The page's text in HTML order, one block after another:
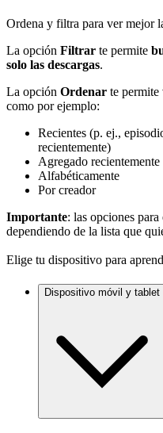
Ordena y filtra para ver mejor
La opción Filtrar te permite
solo las descargas.
La opción Ordenar te permite
como por ejemplo:
Recientes (p. ej.,
recientemente)
Agregado recientemente
Alfabéticamente
Por creador
Importante: las opciones
dependiendo de la lista que
Elige tu dispositivo para
Dispositivo móvil y tablet